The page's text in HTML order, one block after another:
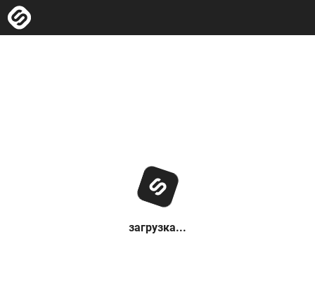
загрузка...